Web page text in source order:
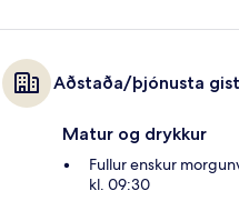
Aðstaða/þjónusta
Matur og drykkur
Fullur enskur
kl. 09:30